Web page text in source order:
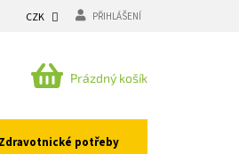
CZK PŘIHLÁŠENÍ
NÁKUPNÍ
Prázdný košík
Zdravotnické potřeby